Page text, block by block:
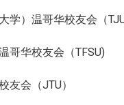
学）温哥华校友会（TJU
哥华校友会（TFSU)
友会（JTU）